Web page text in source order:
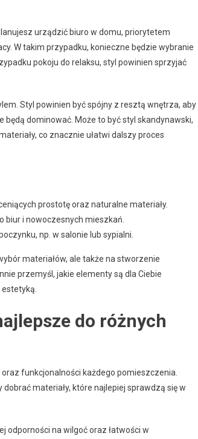
urządzić biuro w domu, priorytetem
W takim przypadku, konieczne będzie wybranie
pokoju do relaksu, styl powinien sprzyjać
Styl powinien być spójny z resztą wnętrza, aby
będą dominować. Może to być styl skandynawski,
co znacznie ułatwi dalszy proces
prostotę oraz naturalne materiały.
biur i nowoczesnych mieszkań.
np. w salonie lub sypialni.
materiałów, ale także na stworzenie
przemyśl, jakie elementy są dla Ciebie
do różnych
funkcjonalności każdego pomieszczenia.
materiały, które najlepiej sprawdzą się w
odporności na wilgoć oraz łatwości w